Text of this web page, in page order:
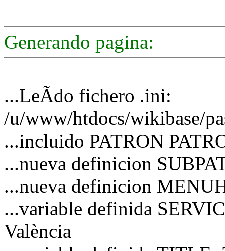
Generando pagina:
...LeÃ­do fichero .ini:
/u/www/htdocs/wikibase/
...incluido PATRON
...nueva definicion
...nueva definicion
...variable definida
València